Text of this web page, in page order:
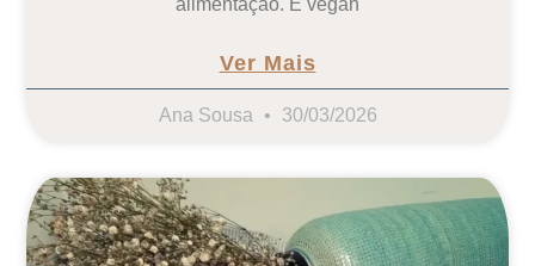
alimentação. É vegan
Ver Mais
Ana Sousa 30/03/2026